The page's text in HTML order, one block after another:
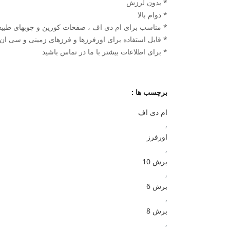
* بدون لرزش
* دوام بالا
* مناسب برای ام دی اف ، صفحات کورین و چوبهای
* قابل استفاده برای اورفرزها و فرزهای زمینی و سی
* برای اطلاعات بیشتر با ما در تماس باشید
برچسب ها :
ام دی اف
,
اورفرز
,
برش 10
,
برش 6
,
برش 8
,